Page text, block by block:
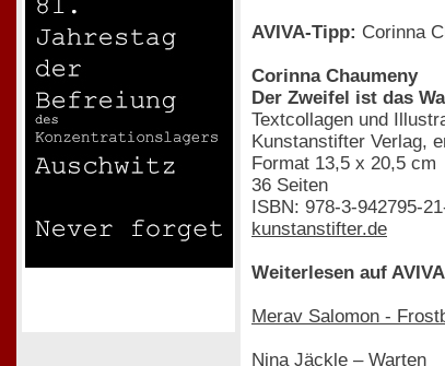
AVIVA-Tipp: Corinna
Corinna Chaumeny
Der Zweifel ist das
Textcollagen und
Kunstanstifter Verlag,
Format 13,5 x 20,5 cm
36 Seiten
ISBN: 978-3-942795-
kunstanstifter.de
Weiterlesen auf
Merav Salomon -
Nina Jäckle – Warten